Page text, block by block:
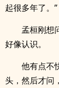
起很多年了。”
孟桓刚想
好像认识。
他有点不
头，然后才问